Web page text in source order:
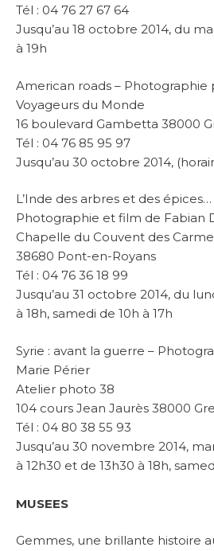
Tél : 04 76 27 67 64
Jusqu’au 18 octobre 2014, du
à 19h
American roads – Photographie
Voyageurs du Monde
16 boulevard Gambetta 38000
Tél : 04 76 85 95 97
Jusqu’au 30 octobre 2014,
L’Inde des arbres et des épices…
Photographie et film de Fabian
Chapelle du Couvent des
38680 Pont-en-Royans
Tél : 04 76 36 18 99
Jusqu’au 31 octobre 2014, du
à 18h, samedi de 10h à 17h
Syrie : avant la guerre –
Marie Périer
Atelier photo 38
104 cours Jean Jaurès 38000
Tél : 04 80 38 55 93
Jusqu’au 30 novembre 2014,
à 12h30 et de 13h30 à 18h,
MUSEES
Gemmes, une brillante histoire